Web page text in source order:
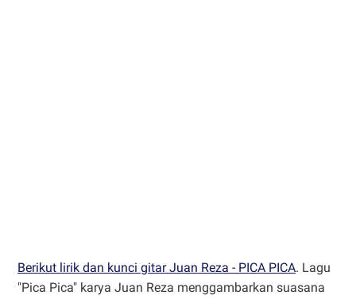
Berikut lirik dan kunci gitar Juan Reza - PICA PICA. Lagu
"Pica Pica" karya Juan Reza menggambarkan suasana